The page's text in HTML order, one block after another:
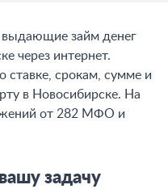
выдающие займ денег
через интернет.
ставке, срокам, сумме и
в Новосибирске. На
от 282 МФО и
задачу